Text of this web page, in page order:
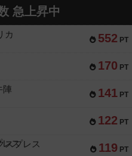
急上昇中
552 PT
カ
170 PT
141 PT
陣
122 PT
119 PT
スプレス